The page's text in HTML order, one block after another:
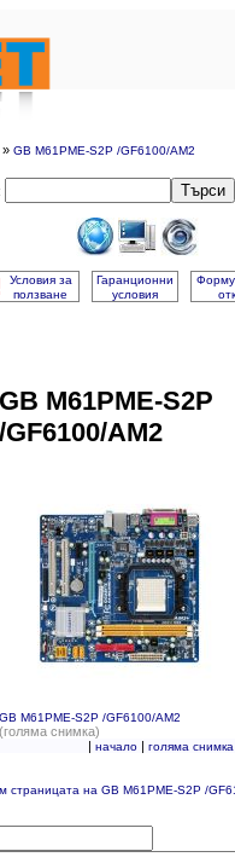
» GB M61PME-S2P /GF6100/AM2
Търси
Условия за
ползване
Гаранционни
условия
GB M61PME-S2P
/GF6100/AM2
GB M61PME-S2P /GF6100/AM2
(голяма снимка)
| начало| голяма снимка
страницата на GB M61PME-S2P /